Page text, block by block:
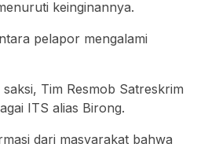
keinginannya.
pelapor mengalami
Tim Resmob Satreskrim
ITS alias Birong.
dari masyarakat bahwa